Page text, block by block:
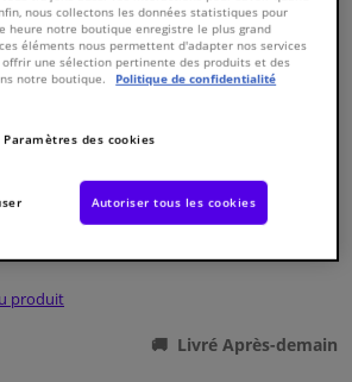
vélo
produit
Livré Après-demain
nous collectons les données statistiques pour
heure notre boutique enregistre le plus grand
éléments nous permettent d'adapter nos services
offrir une sélection pertinente des produits et des
notre boutique.
Politique de confidentialité
Paramètres des cookies
Autoriser tous les cookies